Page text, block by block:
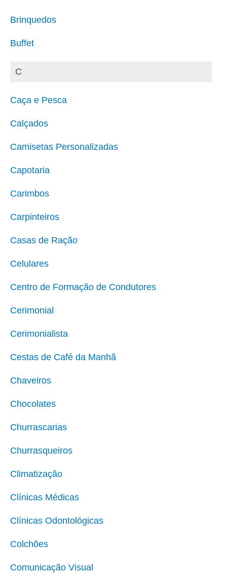
Brinquedos
Buffet
C
Caça e Pesca
Calçados
Camisetas Personalizadas
Capotaria
Carimbos
Carpinteiros
Casas de Ração
Celulares
Centro de Formação de Condutores
Cerimonial
Cerimonialista
Cestas de Café da Manhã
Chaveiros
Chocolates
Churrascarias
Churrasqueiros
Climatização
Clínicas Médicas
Clínicas Odontológicas
Colchões
Comunicação Visual